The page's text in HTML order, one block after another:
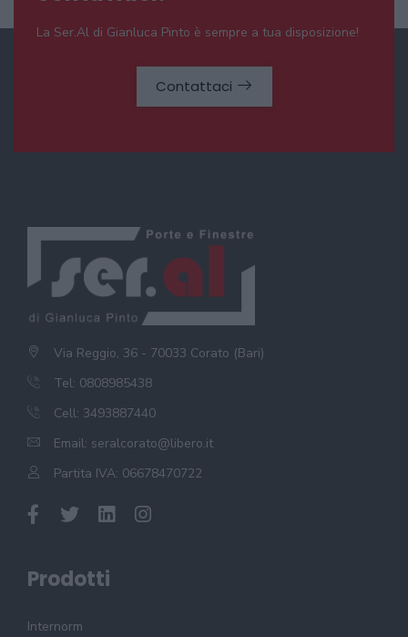
La Ser.Al di Gianluca Pinto è sempre a tua disposizione!
Contattaci
Via Reggio, 36 - 70033 Corato (Bari)
Tel: 0808985438
Cell: 3493887440
Email: seralcorato@libero.it
Partita IVA: 06678470722
Prodotti
Internorm